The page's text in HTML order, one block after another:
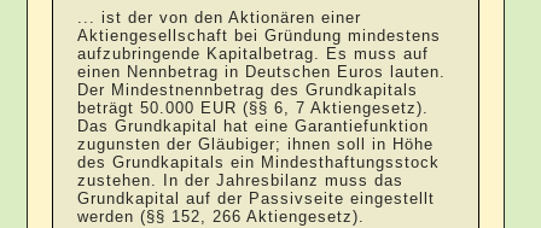
... ist der von den Aktionären einer
Aktiengesellschaft bei Gründung mindestens
aufzubringende Kapitalbetrag. Es muss auf
einen Nennbetrag in Deutschen Euros lauten.
Der Mindestnennbetrag des Grundkapitals
beträgt 50.000 EUR (§§ 6, 7 Aktiengesetz).
Das Grundkapital hat eine Garantiefunktion
zugunsten der Gläubiger; ihnen soll in Höhe
des Grundkapitals ein Mindesthaftungsstock
zustehen. In der Jahresbilanz muss das
Grundkapital auf der Passivseite eingestellt
werden (§§ 152, 266 Aktiengesetz).